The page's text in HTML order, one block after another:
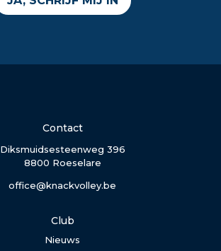
Contact
Diksmuidsesteenweg 396
8800 Roeselare
office@knackvolley.be
Club
Nieuws